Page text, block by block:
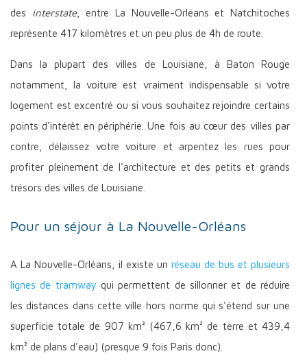
des interstate, entre La Nouvelle-Orléans et Natchitoches
représente 417 kilomètres et un peu plus de 4h de route.
Dans la plupart des villes de Louisiane, à Baton Rouge
notamment, la voiture est vraiment indispensable si votre
logement est excentré ou si vous souhaitez rejoindre certains
points d'intérêt en périphérie. Une fois au cœur des villes par
contre, délaissez votre voiture et arpentez les rues pour
profiter pleinement de l'architecture et des petits et grands
trésors des villes de Louisiane.
Pour un séjour à La Nouvelle-Orléans
A La Nouvelle-Orléans, il existe un réseau de bus et plusieurs
lignes de tramway qui permettent de sillonner et de réduire
les distances dans cette ville hors norme qui s'étend sur une
superficie totale de 907 km² (467,6 km² de terre et 439,4
km² de plans d'eau) (presque 9 fois Paris donc).